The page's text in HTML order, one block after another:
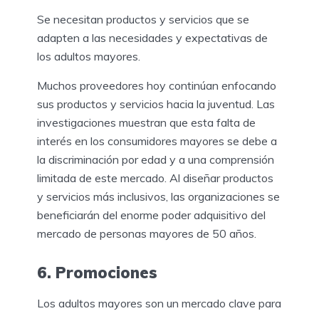
Se necesitan productos y servicios que se
adapten a las necesidades y expectativas de
los adultos mayores.
Muchos proveedores hoy continúan enfocando
sus productos y servicios hacia la juventud. Las
investigaciones muestran que esta falta de
interés en los consumidores mayores se debe a
la discriminación por edad y a una comprensión
limitada de este mercado. Al diseñar productos
y servicios más inclusivos, las organizaciones se
beneficiarán del enorme poder adquisitivo del
mercado de personas mayores de 50 años.
6. Promociones
Los adultos mayores son un mercado clave para